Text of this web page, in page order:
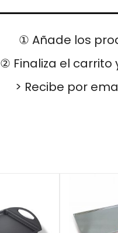
① Añade los
② Finaliza el carrito
> Recibe por